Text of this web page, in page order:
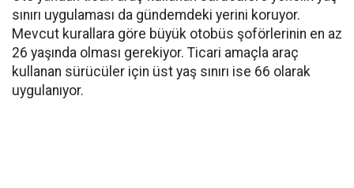
sınırı uygulaması da gündemdeki yerini koruyor.
Mevcut kurallara göre büyük otobüs şoförlerinin en az
26 yaşında olması gerekiyor. Ticari amaçla araç
kullanan sürücüler için üst yaş sınırı ise 66 olarak
uygulanıyor.